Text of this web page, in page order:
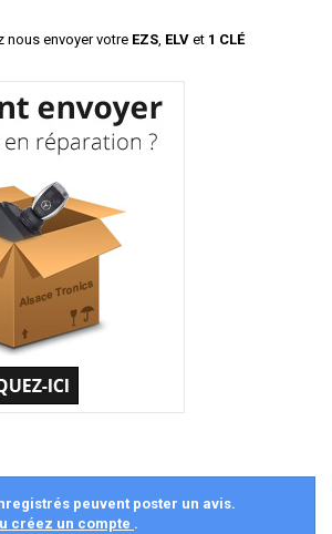
nous envoyer votre EZS, ELV et 1 CLÉ
peuvent poster un avis.
créez un compte .